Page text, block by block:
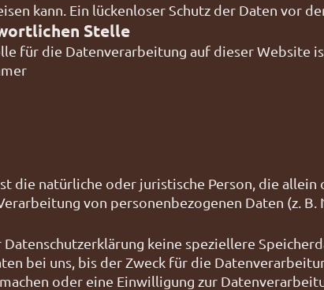
kann. Ein lückenloser Schutz der Daten vor
Stelle
für die Datenverarbeitung auf dieser Website
die natürliche oder juristische Person, die
von personenbezogenen Daten (z. B.
keine speziellere
bei uns, bis der Zweck für die
oder eine Einwilligung zur